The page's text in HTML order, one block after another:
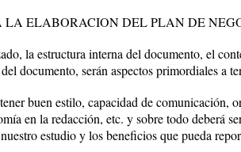
LA ELABORACION DEL PLAN DE
la estructura interna del documento, el
documento, serán aspectos primordiales a
buen estilo, capacidad de comunicación,
en la redacción, etc. y sobre todo deberá
estudio y los beneficios que pueda